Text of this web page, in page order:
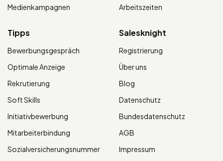
Medienkampagnen
Arbeitszeiten
Tipps
Bewerbungsgespräch
Optimale Anzeige
Rekrutierung
Soft Skills
Initiativbewerbung
Mitarbeiterbindung
Sozialversicherungsnummer
Salesknight
Registrierung
Über uns
Blog
Datenschutz
Bundesdatenschutz
AGB
Impressum